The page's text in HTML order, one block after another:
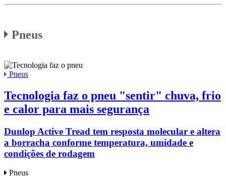
Pneus
Pneus
Tecnologia faz o pneu "sentir" chuva, frio
e calor para mais segurança
Dunlop Active Tread tem resposta molecular e altera
a borracha conforme temperatura, umidade e
condições de rodagem
Pneus